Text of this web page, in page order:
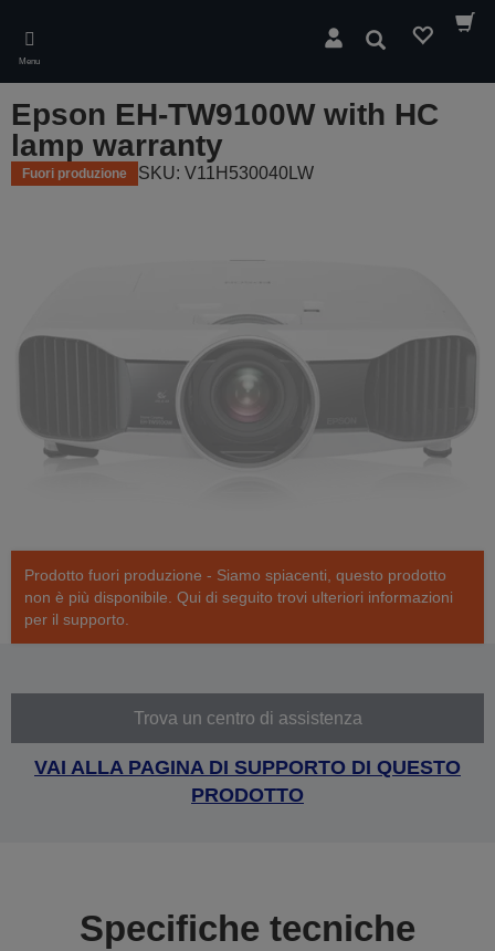
main
content
Menu
Cerca
Epson EH-TW9100W with HC
lamp warranty
Fuori produzione SKU: V11H530040LW
Prodotto fuori produzione - Siamo spiacenti, questo prodotto
non è più disponibile. Qui di seguito trovi ulteriori informazioni
per il supporto.
Trova un centro di assistenza
VAI ALLA PAGINA DI SUPPORTO DI QUESTO
PRODOTTO
Specifiche tecniche